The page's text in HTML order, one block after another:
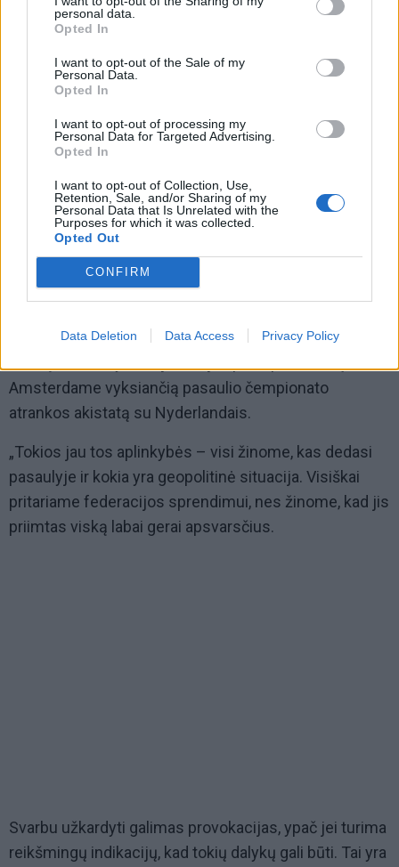
personal data.
Opted In
I want to opt-out of the Sale of my
Personal Data.
Opted In
I want to opt-out of processing my
Personal Data for Targeted Advertising.
Opted In
I want to opt-out of Collection, Use,
Retention, Sale, and/or Sharing of my
Personal Data that Is Unrelated with the
Purposes for which it was collected.
Opted Out
CONFIRM
Data Deletion Data Access Privacy Policy
Kartu su E.Jankausku spaudos konferencijoje
dalyvavęs Lietuvos futbolo rinktinės vairininkas
Edgaras Jankauskas tikino, kad nors rungtynės bus be
simboliniu požiūriu – tai proga įvertinti komandos
Amsterdame vyksiančią pasaulio čempionato
atrankos akistatą su Nyderlandais.
„Tokios jau tos aplinkybės – visi žinome, kas dedasi
pasaulyje ir kokia yra geopolitinė situacija. Visiškai
pritariame federacijos sprendimui, nes žinome, kad jis
priimtas viską labai gerai apsvarsčius.
Svarbu užkardyti galimas provokacijas, ypač jei turima
reikšmingų indikacijų, kad tokių dalykų gali būti. Tai yra